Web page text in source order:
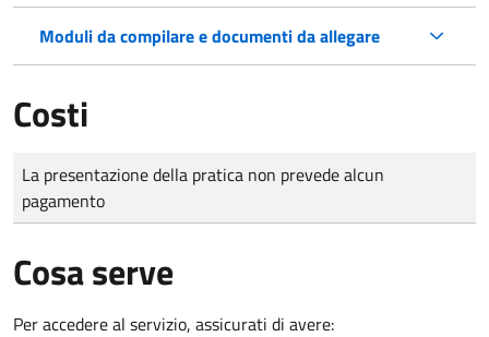
Moduli da compilare e documenti da allegare
Costi
Tipo di pagamento
Importo
La presentazione della pratica non prevede alcun
pagamento
Cosa serve
Per accedere al servizio, assicurati di avere: